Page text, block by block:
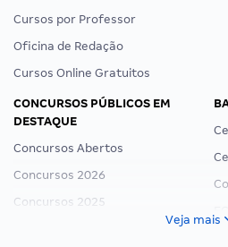
Cursos por Professor
Oficina de Redação
Cursos Online Gratuitos
CONCURSOS PÚBLICOS EM
DESTAQUE
Concursos Abertos
Concursos 2026
Concursos 2025
Veja mais